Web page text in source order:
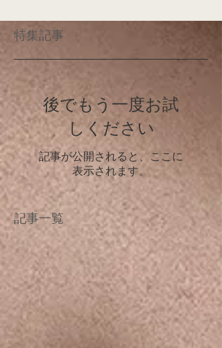
特集記事
後でもう一度お試
しください
記事が公開されると、ここに
表示されます。
記事一覧